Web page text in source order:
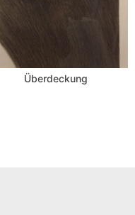
Überdeckung